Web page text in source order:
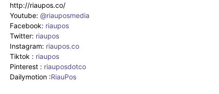
http://riaupos.co/
Youtube: @riauposmedia
Facebook: riaupos
Twitter: riaupos
Instagram: riaupos.co
Tiktok : riaupos
Pinterest : riauposdotco
Dailymotion :RiauPos